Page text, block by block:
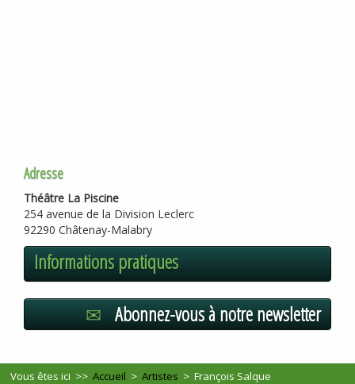
Adresse
Théâtre La Piscine
254 avenue de la Division Leclerc
92290 Châtenay-Malabry
Informations pratiques
Abonnez-vous à notre newsletter
Vous êtes ici >>Accueil >Artistes >François Salque